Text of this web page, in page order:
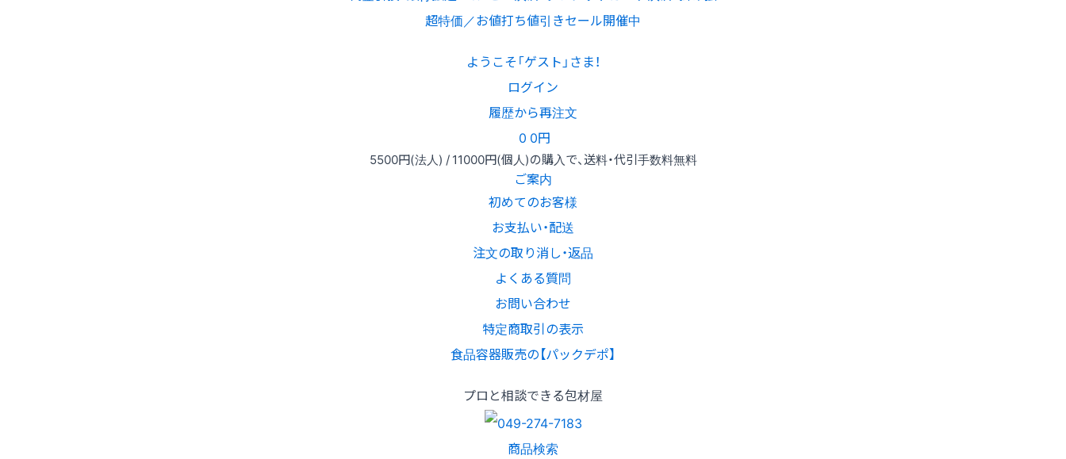
超特価／お値打ち値引きセール開催中
ようこそ「ゲスト」さま！
ログイン
履歴から再注文
0 0円
5500円(法人) /11000円(個人)の購入で、送料・代引手数料無料
ご案内
初めてのお客様
お支払い・配送
注文の取り消し・返品
よくある質問
お問い合わせ
特定商取引の表示
食品容器販売の【パックデポ】
プロと相談できる包材屋
商品検索